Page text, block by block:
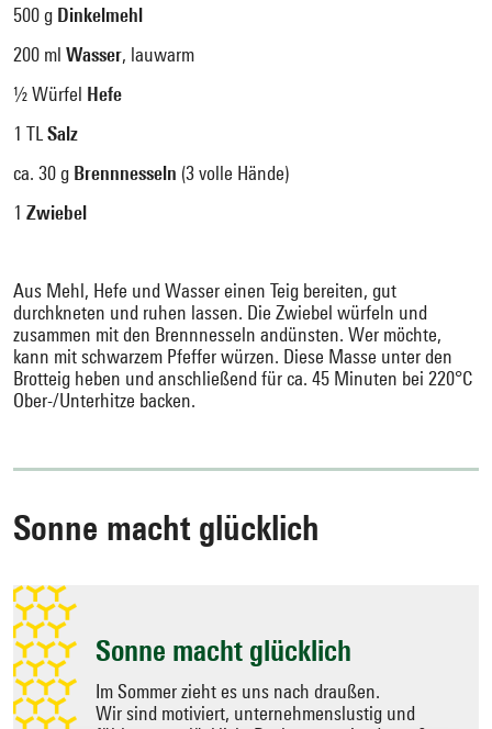
500 g Dinkelmehl
200 ml Wasser, lauwarm
½ Würfel Hefe
1 TL Salz
ca. 30 g Brennnesseln (3 volle Hände)
1 Zwiebel
Aus Mehl, Hefe und Wasser einen Teig bereiten, gut
durchkneten und ruhen lassen. Die Zwiebel würfeln und
zusammen mit den Brennnesseln andünsten. Wer möchte,
kann mit schwarzem Pfeffer würzen. Diese Masse unter den
Brotteig heben und anschließend für ca. 45 Minuten bei 220°C
Ober-/Unterhitze backen.
Sonne macht glücklich
Sonne macht glücklich
Im Sommer zieht es uns nach draußen.
Wir sind motiviert, unternehmenslustig und